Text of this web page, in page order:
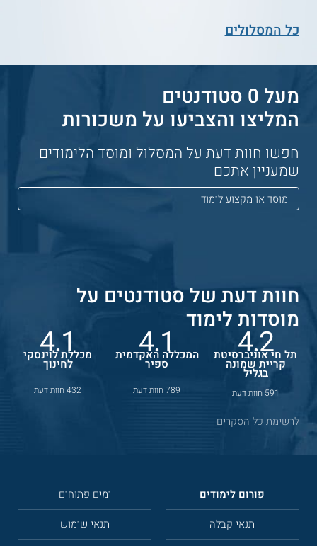
כל המסלולים
מעל 0 סטודנטים
המליצו והצביעו על משכורות
חפשו חוות דעת על המסלול ומוסד הלימודים
שמעניין אתכם
חוות דעת של סטודנטים על
מוסדות לימוד
4.2
תל חי אוניברסיטת
קריית שמונה
בגליל
591 חוות דעת
4.1
המכללה האקדמית
ספיר
789 חוות דעת
4.1
מכללת לוינסקי
לחינוך
432 חוות דעת
לרשימת כל הסקרים
פורום לימודים
ימים פתוחים
תנאי קבלה
תנאי שימוש